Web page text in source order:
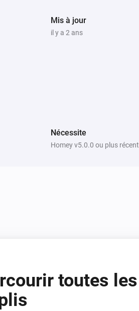
Mis à jour
il y a 2 ans
Nécessite
Homey v5.0.0 ou plus récent
toutes les